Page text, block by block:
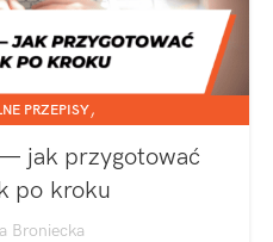
PRZEPISY,
Z O.O.
jak przygotować
po kroku
Broniecka